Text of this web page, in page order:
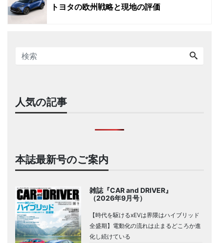
トヨタの欧州戦略と現地の評価
人気の記事
本誌最新号のご案内
雑誌『CAR and DRIVER』
（2026年9月号）
【時代を駆けるxEVは界隈はハイブリッド
全盛期】電動化の流れは止まるどころか進
化し続けている